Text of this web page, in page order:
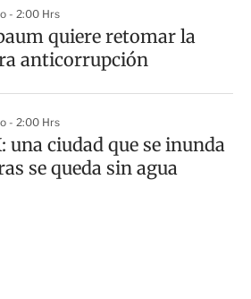
- 2:00 Hrs
quiere retomar la
anticorrupción
- 2:00 Hrs
una ciudad que se inunda
se queda sin agua